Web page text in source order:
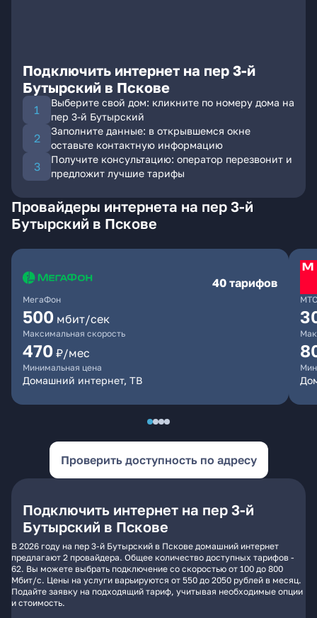
Подключить интернет на пер 3-й
Бутырский в Пскове
Выберите свой дом: кликните по номеру дома на
пер 3-й Бутырский
Заполните данные: в открывшемся окне
оставьте контактную информацию
Получите консультацию: оператор перезвонит и
предложит лучшие тарифы
Провайдеры интернета на пер 3-й
Бутырский в Пскове
МегаФон
40 тарифов
500 мбит/сек
Максимальная скорость
470 ₽/мес
Минимальная цена
Домашний интернет, ТВ
МТС
Проверить доступность по адресу
Подключить интернет на пер 3-й
Бутырский в Пскове
В 2026 году на пер 3-й Бутырский в Пскове домашний интернет
предлагают 2 провайдера. Общее количество доступных тарифов -
62. Вы можете выбрать подключение со скоростью от 100 до 800
Мбит/с. Цены на услуги варьируются от 550 до 2050 рублей в месяц.
Подайте заявку на подходящий тариф, учитывая необходимые опции
и стоимость.